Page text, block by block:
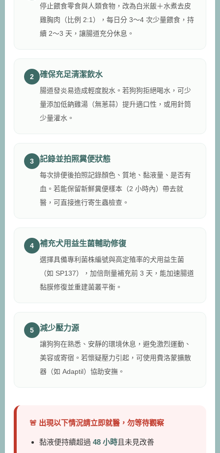
停止餵食零食與人類食物，改為白米飯＋水煮去皮
雞胸肉（比例 2:1），每日分 3～4 次少量餵食，持
續 2～3 天，讓腸道充分休息。
2 確保充足清潔飲水
腸道發炎易造成輕度脫水。若狗狗拒絕喝水，可少
量添加低鈉雞湯（無蔥蒜）提升適口性，或用針筒
少量灌水。
3 記錄並拍照糞便狀態
每次排便後拍照記錄顏色、質地、黏液量、是否有
血。若能保留新鮮糞便樣本（2 小時內）帶去就
醫，可直接進行寄生蟲檢查。
4 補充犬用益生菌輔助修復
選擇具備專利菌株編號與高定殖率的犬用益生菌
（如 SP137），加倍劑量補充前 3 天，能加速腸道
黏膜修復並重建菌叢平衡。
5 減少壓力源
讓狗狗在熟悉、安靜的環境休息，避免激烈運動、
美容或寄宿。若懷疑壓力引起，可使用費洛蒙擴散
器（如 Adaptil）協助安撫。
🚨 出現以下情況請立即就醫，勿等待觀察
黏液便持續超過 48 小時 且未見改善